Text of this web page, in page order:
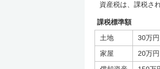
資産税は、課税さ
課税標準額
土地
30万円
家屋
20万